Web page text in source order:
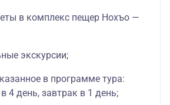
в комплекс пещер Нохъо —
экскурсии;
в программе тура:
4 день, завтрак в 1 день;